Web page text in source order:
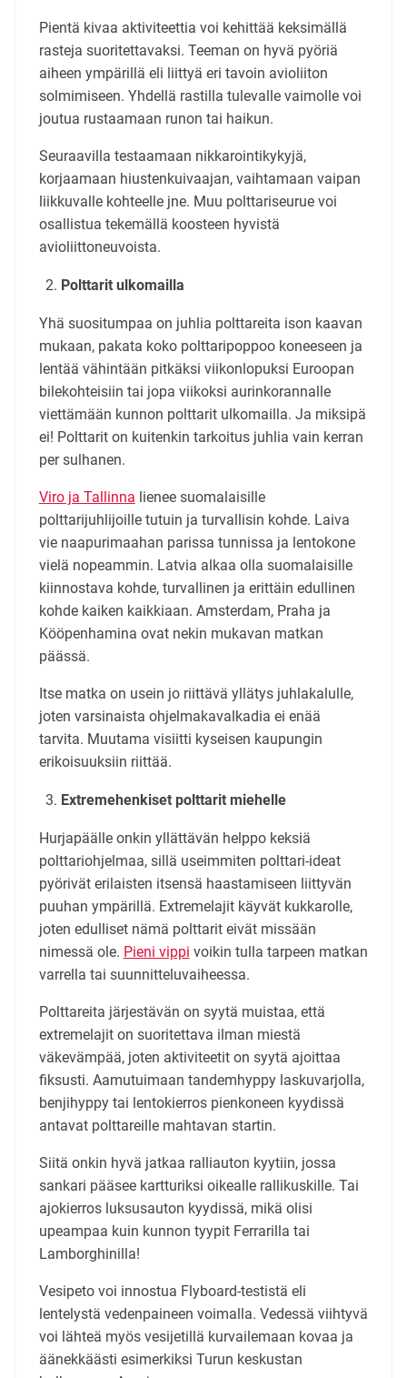
Pientä kivaa aktiviteettia voi kehittää keksimällä
rasteja suoritettavaksi. Teeman on hyvä pyöriä
aiheen ympärillä eli liittyä eri tavoin avioliiton
solmimiseen. Yhdellä rastilla tulevalle vaimolle voi
joutua rustaamaan runon tai haikun.
Seuraavilla testaamaan nikkarointikykyjä,
korjaamaan hiustenkuivaajan, vaihtamaan vaipan
liikkuvalle kohteelle jne. Muu polttariseurue voi
osallistua tekemällä koosteen hyvistä
avioliittoneuvoista.
Polttarit ulkomailla
Yhä suositumpaa on juhlia polttareita ison kaavan
mukaan, pakata koko polttaripoppoo koneeseen ja
lentää vähintään pitkäksi viikonlopuksi Euroopan
bilekohteisiin tai jopa viikoksi aurinkorannalle
viettämään kunnon polttarit ulkomailla. Ja miksipä
ei! Polttarit on kuitenkin tarkoitus juhlia vain kerran
per sulhanen.
Viro ja Tallinna lienee suomalaisille
polttarijuhlijoille tutuin ja turvallisin kohde. Laiva
vie naapurimaahan parissa tunnissa ja lentokone
vielä nopeammin. Latvia alkaa olla suomalaisille
kiinnostava kohde, turvallinen ja erittäin edullinen
kohde kaiken kaikkiaan. Amsterdam, Praha ja
Kööpenhamina ovat nekin mukavan matkan
päässä.
Itse matka on usein jo riittävä yllätys juhlakalulle,
joten varsinaista ohjelmakavalkadia ei enää
tarvita. Muutama visiitti kyseisen kaupungin
erikoisuuksiin riittää.
Extremehenkiset polttarit miehelle
Hurjapäälle onkin yllättävän helppo keksiä
polttariohjelmaa, sillä useimmiten polttari-ideat
pyörivät erilaisten itsensä haastamiseen liittyvän
puuhan ympärillä. Extremelajit käyvät kukkarolle,
joten edulliset nämä polttarit eivät missään
nimessä ole. Pieni vippi voikin tulla tarpeen matkan
varrella tai suunnitteluvaiheessa.
Polttareita järjestävän on syytä muistaa, että
extremelajit on suoritettava ilman miestä
väkevämpää, joten aktiviteetit on syytä ajoittaa
fiksusti. Aamutuimaan tandemhyppy laskuvarjolla,
benjihyppy tai lentokierros pienkoneen kyydissä
antavat polttareille mahtavan startin.
Siitä onkin hyvä jatkaa ralliauton kyytiin, jossa
sankari pääsee kartturiksi oikealle rallikuskille. Tai
ajokierros luksusauton kyydissä, mikä olisi
upeampaa kuin kunnon tyypit Ferrarilla tai
Lamborghinilla!
Vesipeto voi innostua Flyboard-testistä eli
lentelystä vedenpaineen voimalla. Vedessä viihtyvä
voi lähteä myös vesijetillä kurvailemaan kovaa ja
äänekkäästi esimerkiksi Turun keskustan